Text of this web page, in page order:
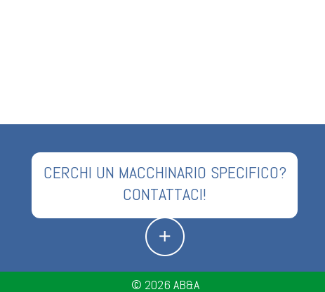
CERCHI UN MACCHINARIO SPECIFICO?
CONTATTACI!
© 2026 AB&A